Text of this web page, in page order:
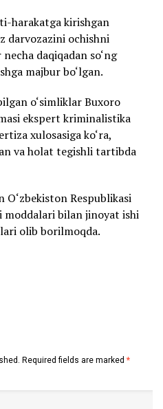
harakatga kirishgan
darvozazini ochishni
daqiqadan so‘ng
majbur bo‘lgan.
o‘simliklar Buxoro
ekspert kriminalistika
xulosasiga ko‘ra,
va holat tegishli tartibda
Respublikasi
moddalari bilan jinoyat ishi
olib borilmoqda.
Required fields are marked *